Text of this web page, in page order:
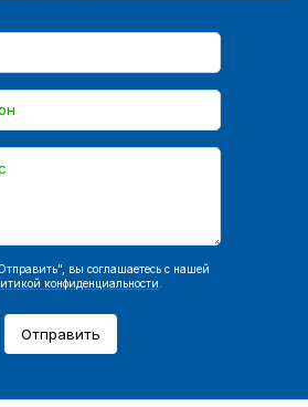
вы соглашаетесь с нашей
конфиденциальности
Отправить